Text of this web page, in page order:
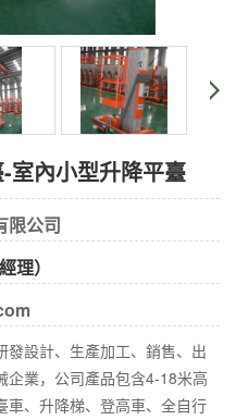
室內小型升降平臺
限公司
理）
設計、生產加工、銷售、出
企業，公司產品包含4-18米高
車、升降梯、登高車、全自行